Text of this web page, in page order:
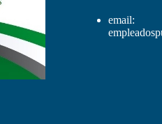
email: